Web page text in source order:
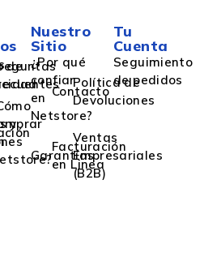
de
y
Nuestro
Sitio
¿Por qué
confiar
en
Netstore?
Contacto
Política de
Devoluciones
Garantías
Facturación
en Linea
Ventas
Empresariales
(B2B)
Tu
Cuenta
Seguimiento
de pedidos